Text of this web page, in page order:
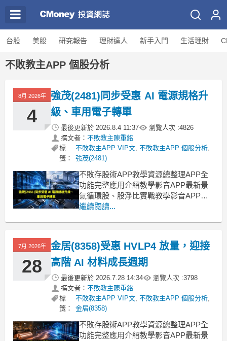
台股 美股 研究報告 理財達人 新手入門 生活理財
不敗教主APP 個股分析
8月 2026年
4
強茂(2481)同步受惠 AI 電源規格升
級、車用電子轉單
最後更新於 2026.8.4 11:37 瀏覽人次 :4826
撰文者： 不敗教主陳重銘
標
籤：
不敗教主APP VIP文, 不敗教主APP 個股分析,
強茂(2481)
不敗存股術APP教學資源總整理APP全
功能完整應用介紹教學影音APP最新景
氣循環股、股淨比實戰教學影音APP策
略選股教學【ETF比較模型教學】該存
受惠者隨著 AI 資料中心快速發展，功率
半導體產業正由過去依賴終端出貨量成
長，轉
繼續閱讀...
7月 2026年
28
金居(8358)受惠 HVLP4 放量，迎接
高階 AI 材料成長週期
最後更新於 2026.7.28 14:34 瀏覽人次 :3798
撰文者： 不敗教主陳重銘
標
籤：
不敗教主APP VIP文, 不敗教主APP 個股分析,
金居(8358)
不敗存股術APP教學資源總整理APP全
功能完整應用介紹教學影音APP最新景